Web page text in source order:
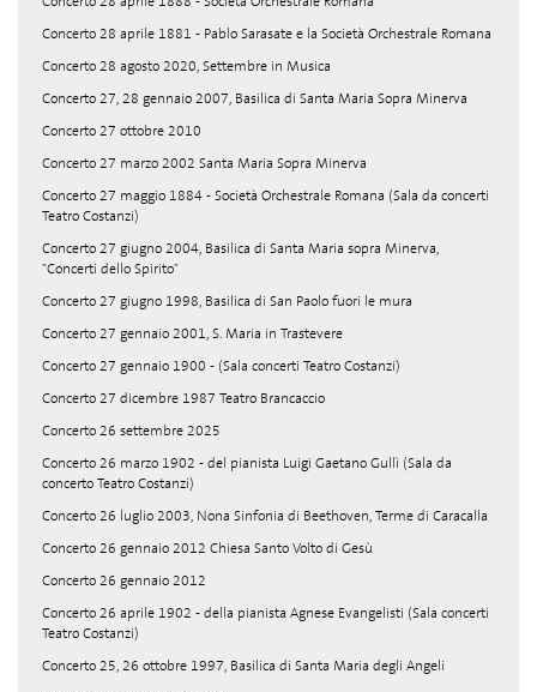
Concerto 28 aprile 1881 - Pablo Sarasate e la Società Orchestrale Romana
Concerto 28 agosto 2020, Settembre in Musica
Concerto 27, 28 gennaio 2007, Basilica di Santa Maria Sopra Minerva
Concerto 27 ottobre 2010
Concerto 27 marzo 2002 Santa Maria Sopra Minerva
Concerto 27 maggio 1884 - Società Orchestrale Romana (Sala da concerti
Teatro Costanzi)
Concerto 27 giugno 2004, Basilica di Santa Maria sopra Minerva,
"Concerti dello Spirito"
Concerto 27 giugno 1998, Basilica di San Paolo fuori le mura
Concerto 27 gennaio 2001, S. Maria in Trastevere
Concerto 27 gennaio 1900 - (Sala concerti Teatro Costanzi)
Concerto 27 dicembre 1987 Teatro Brancaccio
Concerto 26 settembre 2025
Concerto 26 marzo 1902 - del pianista Luigi Gaetano Gullì (Sala da
concerto Teatro Costanzi)
Concerto 26 luglio 2003, Nona Sinfonia di Beethoven, Terme di Caracalla
Concerto 26 gennaio 2012 Chiesa Santo Volto di Gesù
Concerto 26 gennaio 2012
Concerto 26 aprile 1902 - della pianista Agnese Evangelisti (Sala concerti
Teatro Costanzi)
Concerto 25, 26 ottobre 1997, Basilica di Santa Maria degli Angeli